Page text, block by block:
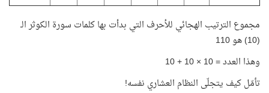
مجموع الترتيب الهجائي للأحرف التي بدأت بها كلمات سورة الكوثر الـ
(10) هو 110
وهذا العدد = 10 × 10 + 10
تأمّل كيف يتجلّى النظام العشاري نفسه!